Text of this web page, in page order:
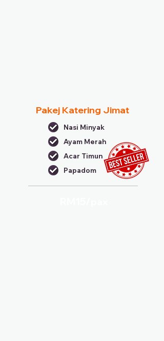
Pakej Katering Jimat
Nasi Minyak
Ayam Merah
Acar Timun
Papadom